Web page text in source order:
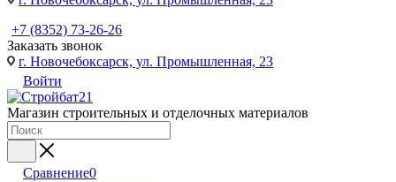
+7 (8352) 73-26-26
Заказать звонок
г. Новочебоксарск, ул. Промышленная, 23
Войти
Магазин строительных и отделочных материалов
Сравнение0